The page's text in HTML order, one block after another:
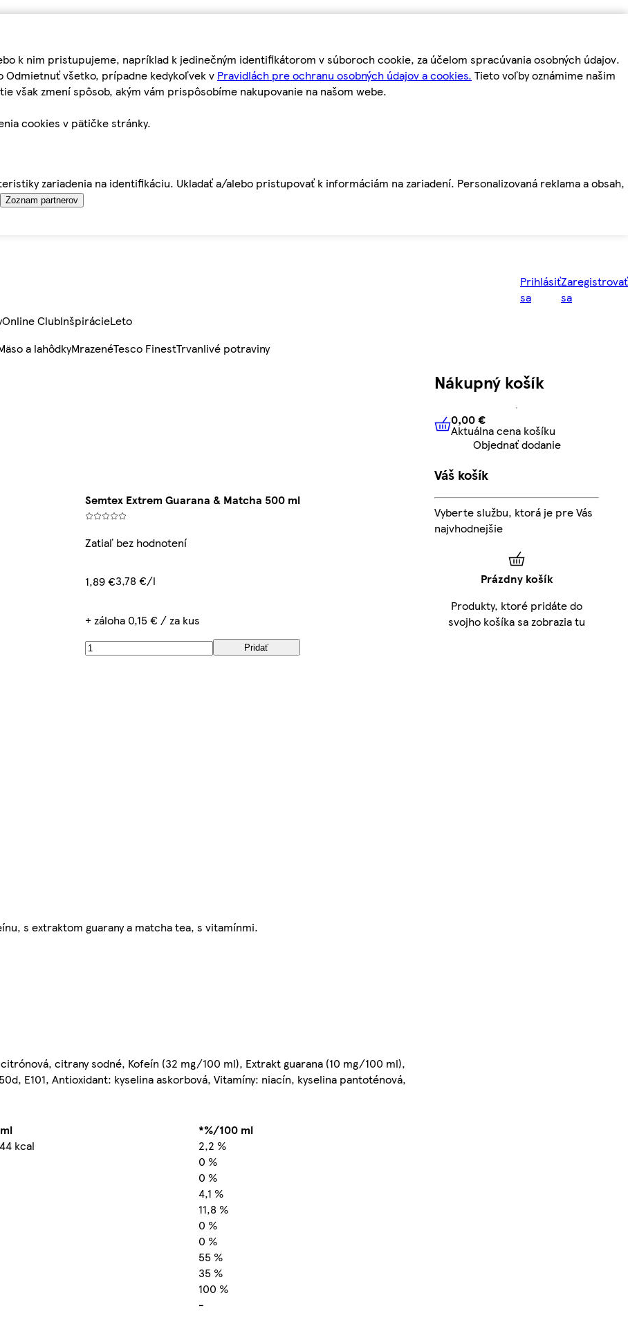
k nim pristupujeme, napríklad k jedinečným identifikátorom v súboroch cookie, za účelom spracúvania osobných údajov.
Odmietnuť všetko, prípadne kedykoľvek v Pravidlách pre ochranu osobných údajov a cookies. Tieto voľby oznámime našim
však zmení spôsob, akým vám prispôsobíme nakupovanie na našom webe.
cookies v pätičke stránky.
zariadenia na identifikáciu. Ukladať a/alebo pristupovať k informáciám na zariadení. Personalizovaná reklama a obsah,
Zoznam partnerov
Prihlásiť
sa
Zaregistrovať
sa
Online ClubInšpirácieLeto
a lahôdkyMrazenéTesco FinestTrvanlivé potraviny
Semtex Extrem Guarana & Matcha 500 ml
Zatiaľ bez hodnotení
1,89 €3,78 €/l
+ záloha 0,15 € / za kus
Pridať
s extraktom guarany a matcha tea, s vitamínmi.
citrany sodné, Kofeín (32 mg/100 ml), Extrakt guarana (10 mg/100 ml),
E101, Antioxidant: kyselina askorbová, Vitamíny: niacín, kyselina pantoténová,
*%/100 ml
kcal
2,2 %
0 %
0 %
4,1 %
11,8 %
0 %
0 %
55 %
35 %
100 %
-
Nákupný košík
0,00 € Aktuálna cena košíku
0,00 €
Aktuálna cena košíku
Objednať dodanie
Váš košík
Vyberte službu, ktorá je pre Vás
najvhodnejšie
Prázdny košík
Produkty, ktoré pridáte do
svojho košíka sa zobrazia tu